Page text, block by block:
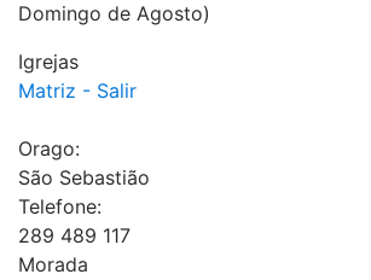
Domingo de Agosto)
Igrejas
Matriz - Salir
Orago:
São Sebastião
Telefone:
289 489 117
Morada